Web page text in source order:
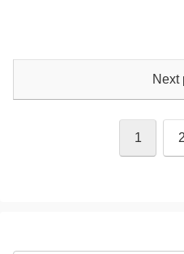
Next
1 2